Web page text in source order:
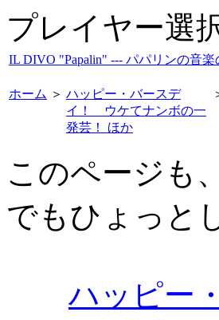
プレイヤー選
IL DIVO "Papalin" --- パパリンの音楽
ホーム ＞ ハッピー・バースデ
イ！ ウケてナンボの一
発芸！ ほか
このページも
でもひょっと
ハッピー